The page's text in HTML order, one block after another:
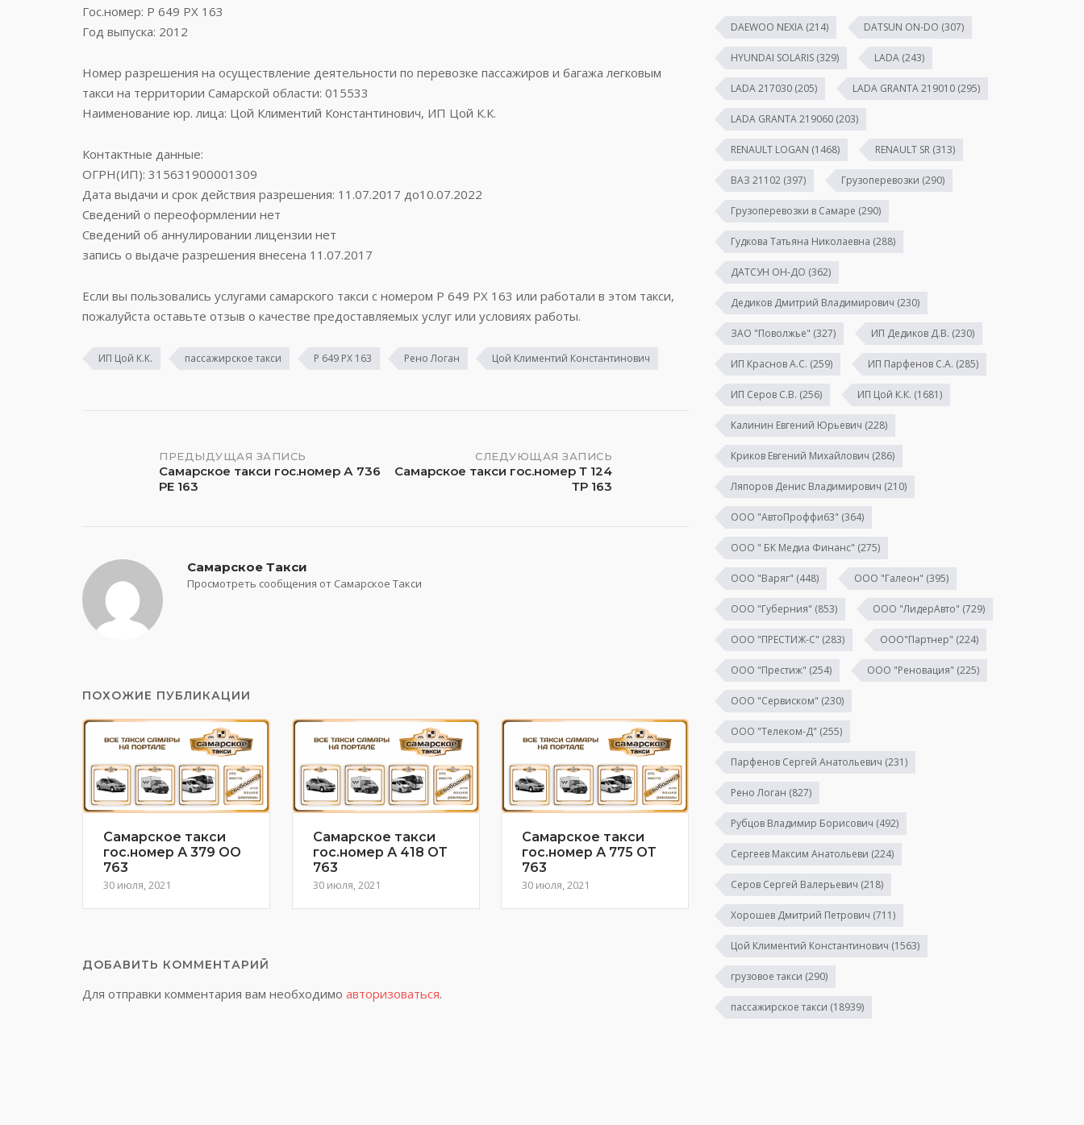
Гос.номер: Р 649 РХ 163
Год выпуска: 2012
Номер разрешения на осуществление деятельности по перевозке пассажиров и багажа легковым
такси на территории Самарской области: 015533
Наименование юр. лица: Цой Климентий Константинович, ИП Цой К.К.
Контактные данные:
ОГРН(ИП): 315631900001309
Дата выдачи и срок действия разрешения: 11.07.2017 до10.07.2022
Сведений о переоформлении нет
Сведений об аннулировании лицензии нет
запись о выдаче разрешения внесена 11.07.2017
Если вы пользовались услугами самарского такси с номером Р 649 РХ 163 или работали в этом такси,
пожалуйста оставьте отзыв о качестве предоставляемых услуг или условиях работы.
ИП Цой К.К. пассажирское такси Р 649 РХ 163 Рено Логан Цой Климентий Константинович
НавигацияПРЕДЫДУЩАЯ ЗАПИСЬ
Самарское такси гос.номер А 736
РЕ 163
СЛЕДУЮЩАЯ ЗАПИСЬ
Самарское такси гос.номер Т 124
ТР 163
Самарское Такси
Просмотреть сообщения от Самарское Такси
ПОХОЖИЕ ПУБЛИКАЦИИ
Самарское такси
гос.номер А 379 ОО
763
30 июля, 2021
Самарское такси
гос.номер А 418 ОТ
763
30 июля, 2021
Самарское такси
гос.номер А 775 ОТ
763
30 июля, 2021
ДОБАВИТЬ КОММЕНТАРИЙ
Для отправки комментария вам необходимо авторизоваться.
DAEWOO NEXIA(214) DATSUN ON-DO (307)
HYUNDAI SOLARIS(329) LADA(243)
LADA 217030(205) LADA GRANTA 219010(295)
LADA GRANTA 219060(203)
RENAULT LOGAN (1468) RENAULT SR(313)
ВАЗ 21102(397) Грузоперевозки (290)
Грузоперевозки в Самаре (290)
Гудкова Татьяна Николаевна (288)
ДАТСУН ОН-ДО (362)
Дедиков Дмитрий Владимирович (230)
ЗАО "Поволжье" (327) ИП Дедиков Д.В. (230)
ИП Краснов А.С. (259) ИП Парфенов С.А. (285)
ИП Серов С.В. (256) ИП Цой К.К. (1681)
Калинин Евгений Юрьевич (228)
Криков Евгений Михайлович (286)
Ляпоров Денис Владимирович (210)
ООО "АвтоПроффи63" (364)
ООО " БК Медиа Финанс" (275)
ООО "Варяг" (448) ООО "Галеон" (395)
ООО "Губерния" (853) ООО "ЛидерАвто" (729)
ООО "ПРЕСТИЖ-С" (283) ООО"Партнер" (224)
ООО "Престиж" (254) ООО "Реновация" (225)
ООО "Сервиском" (230)
ООО "Телеком-Д" (255)
Парфенов Сергей Анатольевич (231)
Рено Логан (827)
Рубцов Владимир Борисович (492)
Сергеев Максим Анатольеви (224)
Серов Сергей Валерьевич (218)
Хорошев Дмитрий Петрович (711)
Цой Климентий Константинович (1563)
грузовое такси (290)
пассажирское такси (18939)